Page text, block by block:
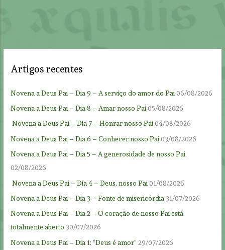
Artigos recentes
Novena a Deus Pai – Dia 9 – A serviço do amor do Pai 06/08/2026
Novena a Deus Pai – Dia 8 – Amar nosso Pai 05/08/2026
Novena a Deus Pai – Dia 7 – Honrar nosso Pai04/08/2026
Novena a Deus Pai – Dia 6 – Conhecer nosso Pai 03/08/2026
Novena a Deus Pai – Dia 5 – A generosidade de nosso Pai
02/08/2026
Novena a Deus Pai – Dia 4 – Deus, nosso Pai 01/08/2026
Novena a Deus Pai – Dia 3 – Fonte de misericórdia 31/07/2026
Novena a Deus Pai – Dia 2 – O coração de nosso Pai está
totalmente aberto 30/07/2026
Novena a Deus Pai – Dia 1: “Deus é amor” 29/07/2026